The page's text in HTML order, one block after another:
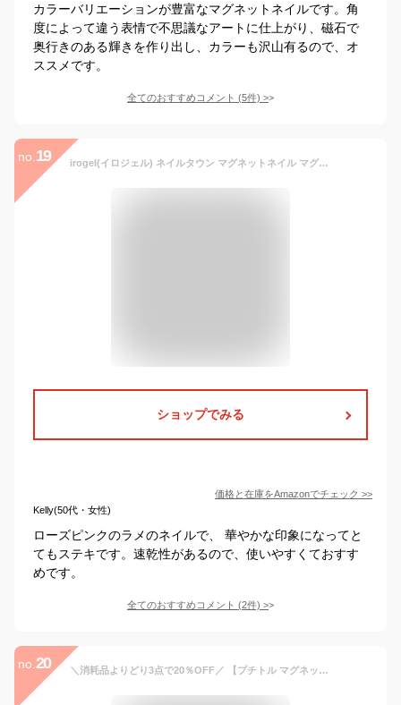
カラーバリエーションが豊富なマグネットネイルです。角
度によって違う表情で不思議なアートに仕上がり、磁石で
奥行きのある輝きを作り出し、カラーも沢山有るので、オ
ススメです。
全てのおすすめコメント (5件) >
no. 19 irogel(イロジェル) ネイルタウン マグネットネイル マグネットアート (08 アトリア) ジェルネイル キャッツアイ ギャラクシー
ショップでみる
価格と在庫をAmazonでチェック >>
Kelly(50代・女性)
ローズピンクのラメのネイルで、 華やかな印象になってと
てもステキです。速乾性があるので、使いやすくておすす
めです。
全てのおすすめコメント (2件) >
no. 20 ＼消耗品よりどり3点で20％OFF／ 【プチトル マグネットネイル】カラージェル マグネット ネイル 高発色 ネイルジェル マグネットジェル 高発色 ジェルネイル セルフネイル プチプラ ポリッシュ ネイルグッズ セルフネイル 韓国ネイル キャッツアイ ギャラクシー